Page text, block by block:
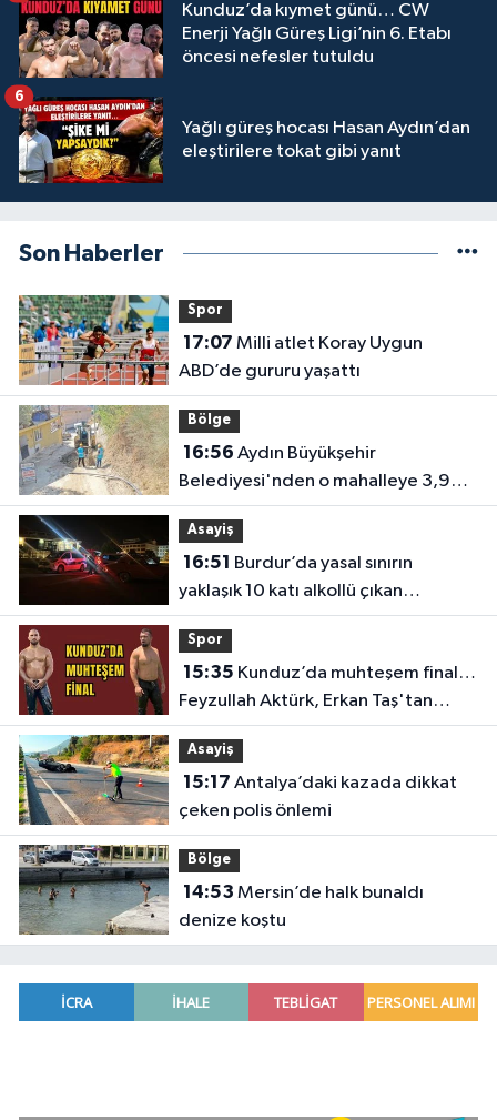
Kunduz’da kıymet günü… CW
Enerji Yağlı Güreş Ligi’nin 6. Etabı
öncesi nefesler tutuldu
Yağlı güreş hocası Hasan Aydın’dan
eleştirilere tokat gibi yanıt
6
Son Haberler
Spor
17:07
ABD’de gururu yaşattı
Bölge
16:56
Belediyesi'nden o mahalleye 3,9
milyon TL’lik yatırım
Asayiş
16:51
yaklaşık 10 katı alkollü çıkan
sürücüye büyük ceza
Spor
15:35
Feyzullah Aktürk, Erkan Taş'tan
Kırkpınar'ın rövanşını aldı
Asayiş
15:17
çeken polis önlemi
Bölge
14:53
denize koştu